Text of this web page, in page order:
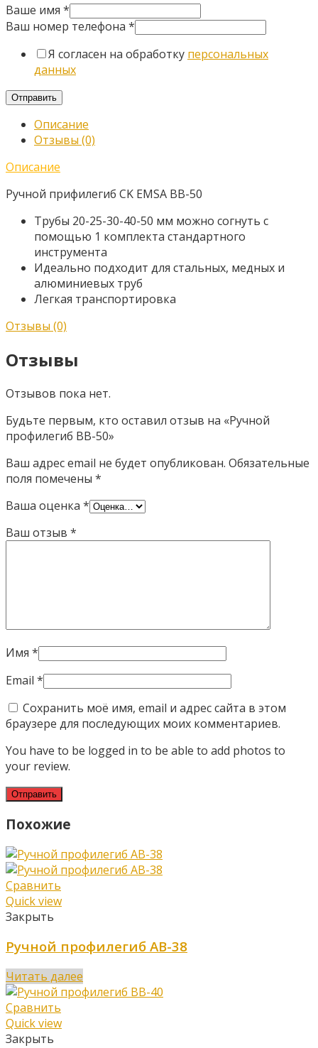
Ваше имя *
Ваш номер телефона *
Я согласен на обработку персональных
данных
Отправить
Описание
Отзывы (0)
Описание
Ручной прифилегиб CK EMSA BB-50
Трубы 20-25-30-40-50 мм можно согнуть с
помощью 1 комплекта стандартного
инструмента
Идеально подходит для стальных, медных и
алюминиевых труб
Легкая транспортировка
Отзывы (0)
Отзывы
Отзывов пока нет.
Будьте первым, кто оставил отзыв на «Ручной
профилегиб BB-50»
Ваш адрес email не будет опубликован. Обязательные
поля помечены *
Ваша оценка *
Ваш отзыв *
Имя *
Email *
Сохранить моё имя, email и адрес сайта в этом
браузере для последующих моих комментариев.
You have to be logged in to be able to add photos to
your review.
Похожие
Сравнить
Quick view
Закрыть
Ручной профилегиб AB-38
Читать далее
Сравнить
Quick view
Закрыть